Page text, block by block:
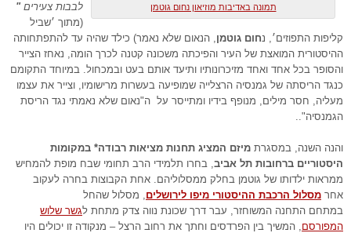
תמונה באדיבות מוזיאון נחום גוטמן
לבבות צעירים"
(מתוך ׳שביל
קליפות התפוזים׳, נ חום גוטמן, הנאום שלא נאמר) כילד שהיה עד להתפתחותה
ההיסטורית המואצת של העיר והפיכתה משכונה קטנה לכרך הומה, נאחז הצייר
והסופר בכל אחד ואחד מזיכרונותיו ותיעד אותם בעט ובמכחול. במיוחד התקומם
כנגד הריסתה של גמנסיה הרצלייה שמופיעה בעשרות מרישומיו, וצייר את עצמו
מעליה, חסר מילים, מנופף בידיו ומתייסר על ה"נאום שלא נאמתי נגד הריסת
הגמנסיה"..
והנה השנה, במסגרתמיזם המציג תחנות מציאות רבודה* במקומות
היסטוריים ברחובות תל אביב, בחרו תלמידי הרב תחומי שבח מופת להמחיש
ממראות ילדותו של גוטמן בחלק ממסלוליהם. אחת הקבוצות בחרה לעקוב
אחרמסלול הרכבת ההיסטורי מיפו לירושלים, מסלול שהחל
במתחם התחנה המשוחזר, עבר דרך שכונת נווה צדק מתחת לגשר שלוש
המפורסם, המשיך בין הפרדסים וחתך את רחוב הרצל – מנקודה זו יכולים היו